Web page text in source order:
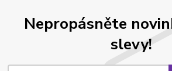
Nepropásněte
slevy!